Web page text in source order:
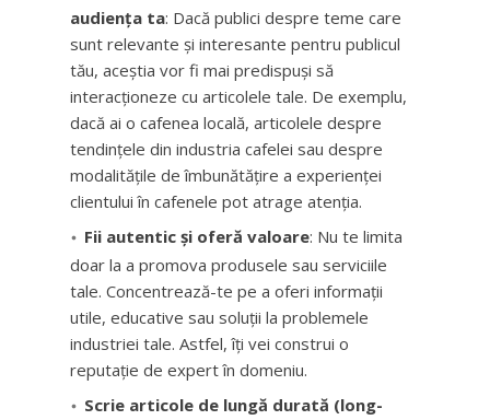
audiența ta: Dacă publici despre teme care
sunt relevante și interesante pentru publicul
tău, aceștia vor fi mai predispuși să
interacționeze cu articolele tale. De exemplu,
dacă ai o cafenea locală, articolele despre
tendințele din industria cafelei sau despre
modalitățile de îmbunătățire a experienței
clientului în cafenele pot atrage atenția.
Fii autentic și oferă valoare: Nu te limita
doar la a promova produsele sau serviciile
tale. Concentrează-te pe a oferi informații
utile, educative sau soluții la problemele
industriei tale. Astfel, îți vei construi o
reputație de expert în domeniu.
Scrie articole de lungă durată (long-